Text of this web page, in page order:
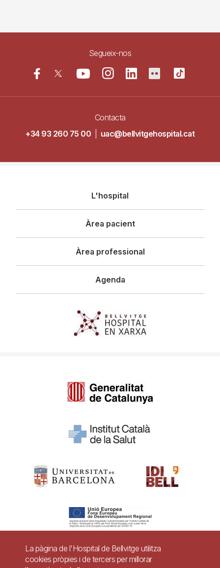
Segueix-nos
Contacta
+34 93 260 75 00
uac@bellvitgehospital.cat
principal
L'hospital
Àrea pacient
Àrea professional
Agenda
La pàgina de l'Hospital de Bellvitge utilitza
cookies pròpies i de tercers per millorar